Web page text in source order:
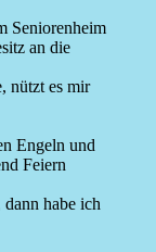
Seniorenheim
an die
nützt es mir
Engeln und
Feiern
habe ich